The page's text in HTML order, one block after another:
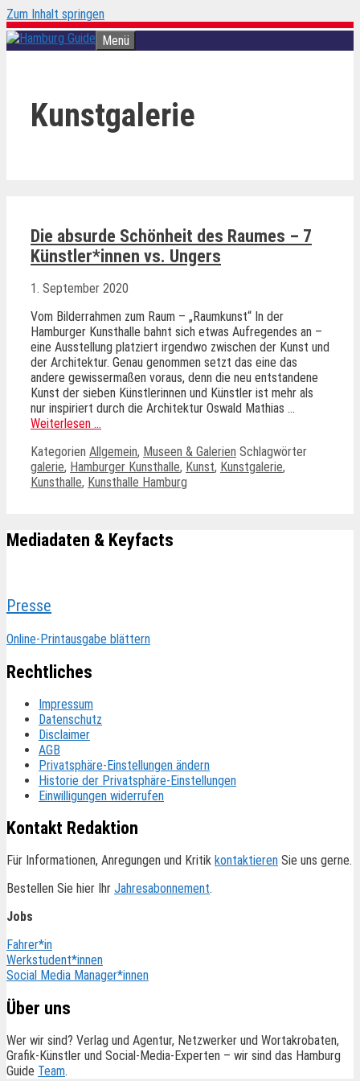
Zum Inhalt springen
Menü
Kunstgalerie
Die absurde Schönheit des Raumes – 7
Künstler*innen vs. Ungers
1. September 2020
Vom Bilderrahmen zum Raum – „Raumkunst“ In der
Hamburger Kunsthalle bahnt sich etwas Aufregendes an –
eine Ausstellung platziert irgendwo zwischen der Kunst und
der Architektur. Genau genommen setzt das eine das
andere gewissermaßen voraus, denn die neu entstandene
Kunst der sieben Künstlerinnen und Künstler ist mehr als
nur inspiriert durch die Architektur Oswald Mathias …
Weiterlesen …
Kategorien Allgemein, Museen & Galerien Schlagwörter
galerie, Hamburger Kunsthalle, Kunst, Kunstgalerie,
Kunsthalle, Kunsthalle Hamburg
Mediadaten & Keyfacts
Presse
Online-Printausgabe blättern
Rechtliches
Impressum
Datenschutz
Disclaimer
AGB
Privatsphäre-Einstellungen ändern
Historie der Privatsphäre-Einstellungen
Einwilligungen widerrufen
Kontakt Redaktion
Für Informationen, Anregungen und Kritik kontaktieren Sie uns gerne.
Bestellen Sie hier Ihr Jahresabonnement.
Jobs
Fahrer*in
Werkstudent*innen
Social Media Manager*innen
Über uns
Wer wir sind? Verlag und Agentur, Netzwerker und Wortakrobaten,
Grafik-Künstler und Social-Media-Experten – wir sind das Hamburg
Guide Team.